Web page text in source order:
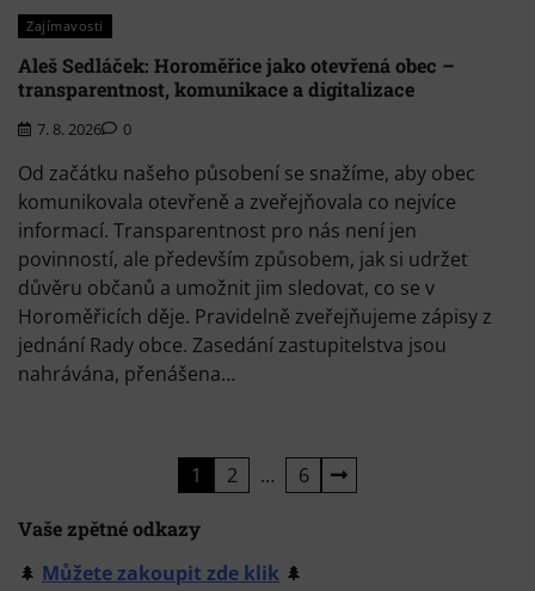
Zajímavosti
Aleš Sedláček: Horoměřice jako otevřená obec –
transparentnost, komunikace a digitalizace
7. 8. 2026 0
Od začátku našeho působení se snažíme, aby obec
komunikovala otevřeně a zveřejňovala co nejvíce
informací. Transparentnost pro nás není jen
povinností, ale především způsobem, jak si udržet
důvěru občanů a umožnit jim sledovat, co se v
Horoměřicích děje. Pravidelně zveřejňujeme zápisy z
jednání Rady obce. Zasedání zastupitelstva jsou
nahrávána, přenášena…
příspěvků
1 2 … 6
Vaše zpětné odkazy
🌲 Můžete zakoupit zde klik 🌲